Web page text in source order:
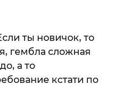
ты новичок, то
гембла сложная
а то
кстати по